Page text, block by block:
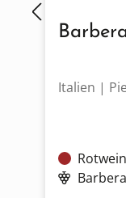
Italien |
Barbera